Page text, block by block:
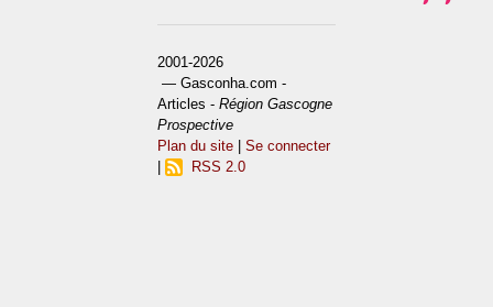
2001-2026
— Gasconha.com -
Articles -Région Gascogne
Prospective
Plan du site |Se connecter
RSS 2.0